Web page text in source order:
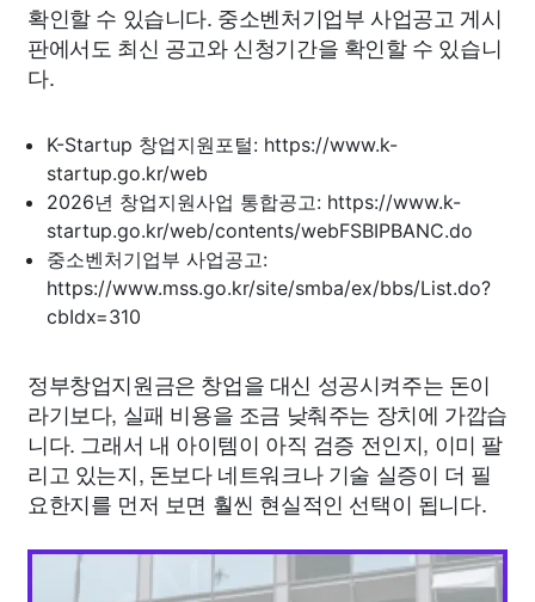
확인할 수 있습니다. 중소벤처기업부 사업공고 게시
판에서도 최신 공고와 신청기간을 확인할 수 있습니
다.
K-Startup 창업지원포털: https://www.k-
startup.go.kr/web
2026년 창업지원사업 통합공고: https://www.k-
startup.go.kr/web/contents/webFSBIPBANC.do
중소벤처기업부 사업공고:
https://www.mss.go.kr/site/smba/ex/bbs/List.do?
cbIdx=310
정부창업지원금은 창업을 대신 성공시켜주는 돈이
라기보다, 실패 비용을 조금 낮춰주는 장치에 가깝습
니다. 그래서 내 아이템이 아직 검증 전인지, 이미 팔
리고 있는지, 돈보다 네트워크나 기술 실증이 더 필
요한지를 먼저 보면 훨씬 현실적인 선택이 됩니다.